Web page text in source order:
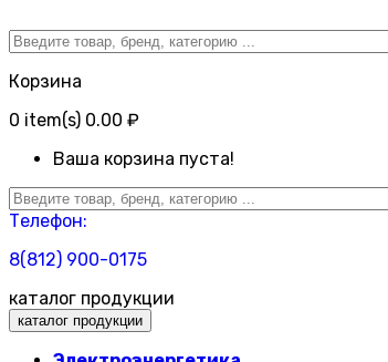
Корзина
0 item(s) 0.00 ₽
Ваша корзина пуста!
Телефон:
8(812) 900-0175
каталог продукции
каталог продукции